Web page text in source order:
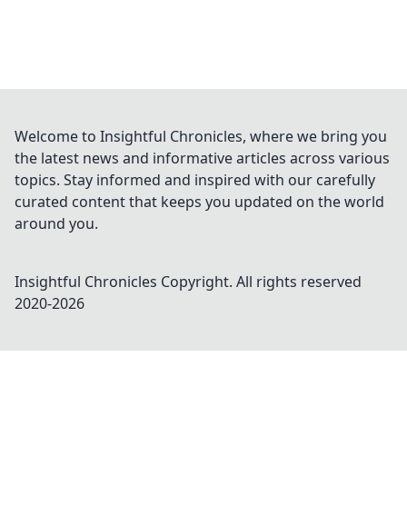
Welcome to Insightful Chronicles, where we bring you
the latest news and informative articles across various
topics. Stay informed and inspired with our carefully
curated content that keeps you updated on the world
around you.
Insightful Chronicles Copyright. All rights reserved
2020-2026